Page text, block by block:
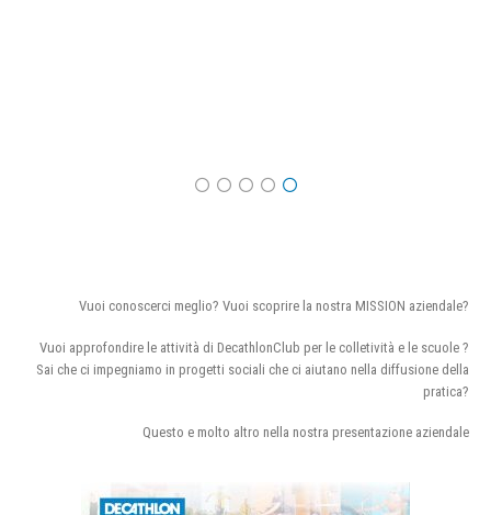
Vuoi conoscerci meglio? Vuoi scoprire la nostra MISSION aziendale?
Vuoi approfondire le attività di DecathlonClub per le colletività e le scuole ?
Sai che ci impegniamo in progetti sociali che ci aiutano nella diffusione della
pratica?
Questo e molto altro nella nostra presentazione aziendale